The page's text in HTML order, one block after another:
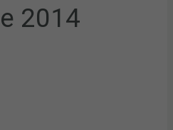
2014